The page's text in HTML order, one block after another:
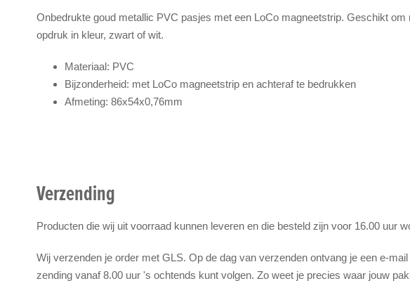
Onbedrukte goud metallic PVC pasjes met een LoCo magneetstrip. Geschikt
opdruk in kleur, zwart of wit.
Materiaal: PVC
Bijzonderheid: met LoCo magneetstrip en achteraf te bedrukken
Afmeting: 86x54x0,76mm
Verzending
Producten die wij uit voorraad kunnen leveren en die besteld zijn voor 16.00 uur
Wij verzenden je order met GLS. Op de dag van verzenden ontvang je een e-
zending vanaf 8.00 uur 's ochtends kunt volgen. Zo weet je precies waar jouw